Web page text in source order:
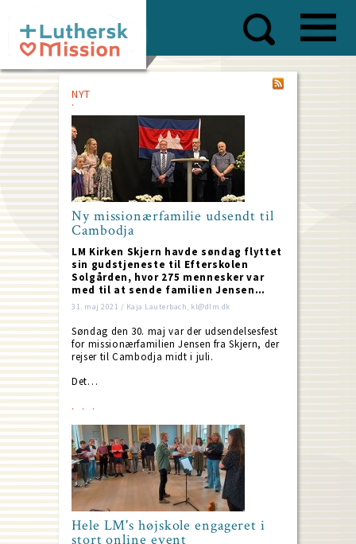
main
content
NYT
Ny missionærfamilie udsendt til
Cambodja
LM Kirken Skjern havde søndag flyttet
sin gudstjeneste til Efterskolen
Solgården, hvor 275 mennesker var
med til at sende familien Jensen…
31. maj 2021 / Kaja Lauterbach, kl@dlm.dk
Søndag den 30. maj var der udsendelsesfest
for missionærfamilien Jensen fra Skjern, der
rejser til Cambodja midt i juli.
Det…
Hele LM's højskole engageret i
stort online event